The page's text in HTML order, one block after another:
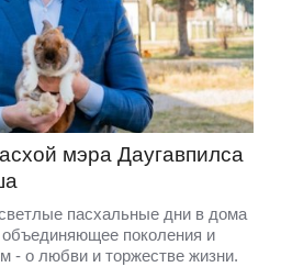
мэра Даугавпилса
пасхальные дни в дома
объединяющее поколения и
- о любви и торжестве жизни.